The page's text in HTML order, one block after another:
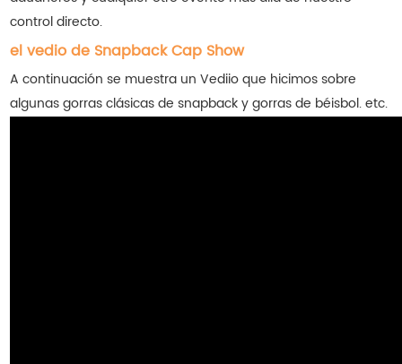
control directo.
el vedio de Snapback Cap Show
A continuación se muestra un Vediio que hicimos sobre
algunas gorras clásicas de snapback y gorras de béisbol. etc.